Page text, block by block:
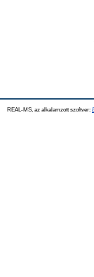
REAL-MS, az alkalamzott szoftver: